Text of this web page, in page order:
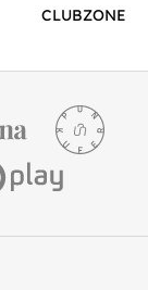
CLUBZONE